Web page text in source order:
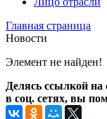
Главная страница
Новости
Элемент не найден!
Делясь ссылкой на
в соц. сетях, вы